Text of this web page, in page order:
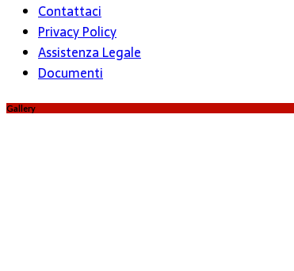
Contattaci
Privacy Policy
Assistenza Legale
Documenti
Gallery